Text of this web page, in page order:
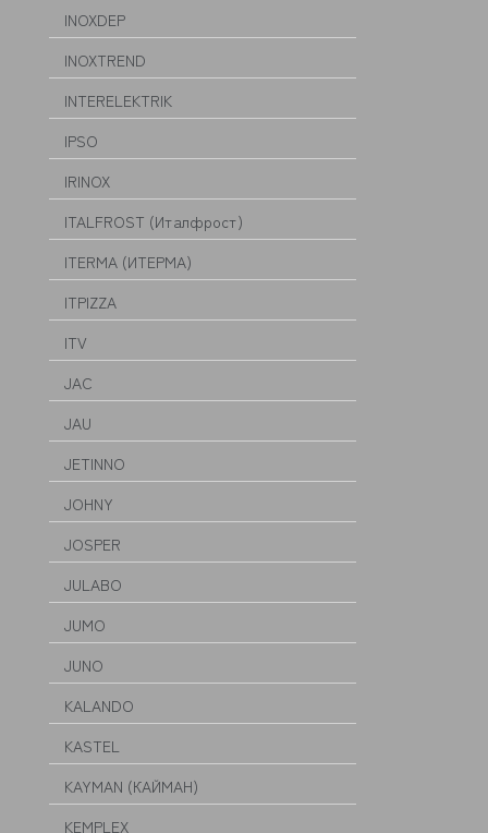
INOXDEP
INOXTREND
INTERELEKTRIK
IPSO
IRINOX
ITALFROST (Италфрост)
ITERMA (ИТЕРМА)
ITPIZZA
ITV
JAC
JAU
JETINNO
JOHNY
JOSPER
JULABO
JUMO
JUNO
KALANDO
KASTEL
KAYMAN (КАЙМАН)
KEMPLEX